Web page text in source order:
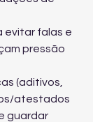
evitar falas e
pressão
(aditivos,
atestados
guardar